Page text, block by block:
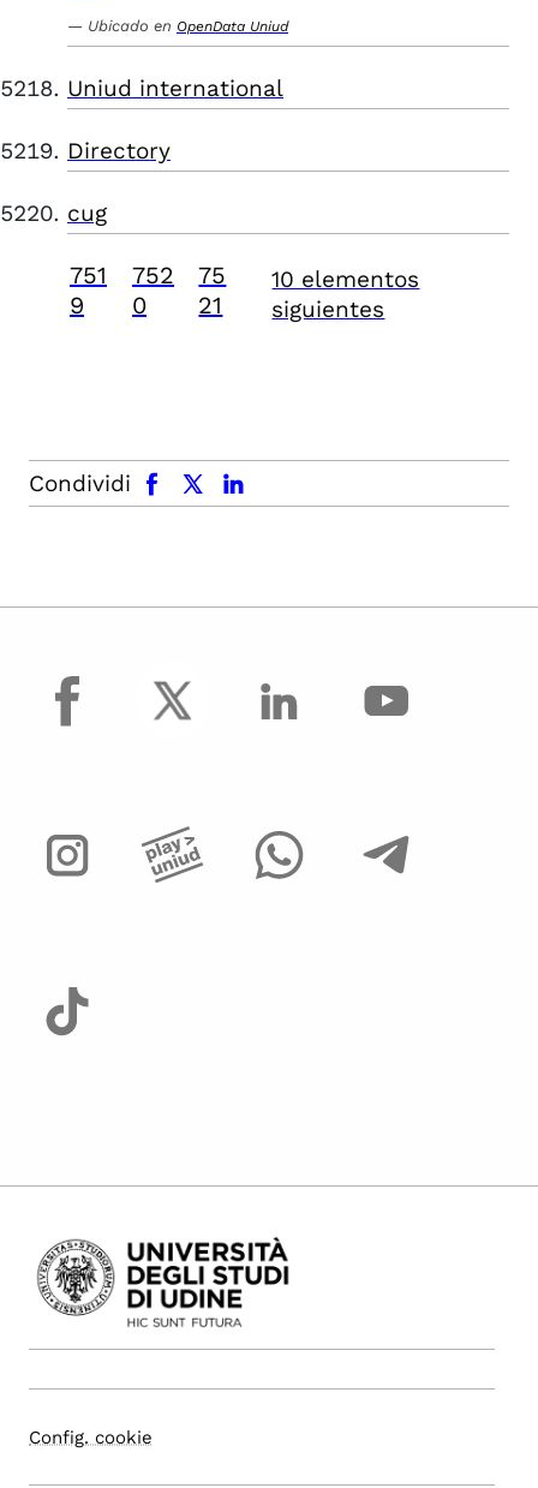
Ubicado en OpenData Uniud
Uniud international
Directory
cug
751
9
752
0
75
21
10 elementos
siguientes
Condividi
facebook x.com linkedin
facebook
Config. cookie